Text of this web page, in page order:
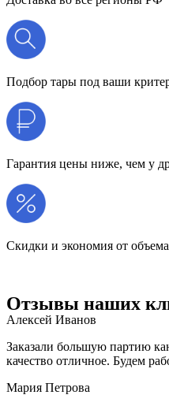
Подбор тары под ваши
Гарантия цены ниже, чем у
Скидки и экономия от объема
Отзывы наших
Алексей Иванов
Заказали большую партию
качество отличное. Будем
Мария Петрова